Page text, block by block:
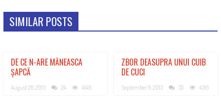
SIMILAR POSTS
DE CE N-ARE MĂNEASCA
ȘAPCĂ
August 26, 2013 24 4146
ZBOR DEASUPRA UNUI CUIB
DE CUCI
September 9, 2013 35 4316